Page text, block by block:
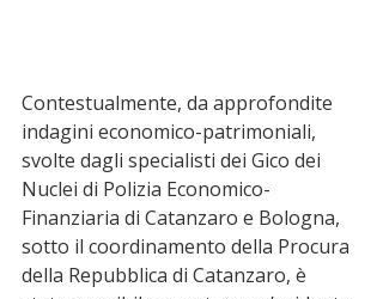
Contestualmente, da approfondite
indagini economico-patrimoniali,
svolte dagli specialisti dei Gico dei
Nuclei di Polizia Economico-
Finanziaria di Catanzaro e Bologna,
sotto il coordinamento della Procura
della Repubblica di Catanzaro, è